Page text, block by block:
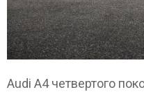
Audi A4 четвертого